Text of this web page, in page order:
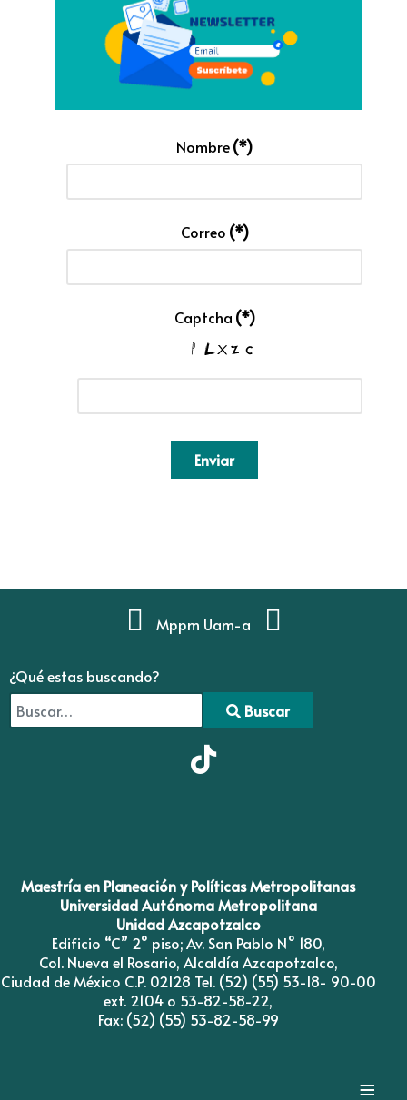
Nombre(*)
Correo (*)
Captcha (*)
Enviar
Mppm Uam-a
¿Qué estas buscando?
Buscar
Maestría en Planeación y Políticas Metropolitanas
Universidad Autónoma Metropolitana
Unidad Azcapotzalco
Edificio “C” 2° piso; Av. San Pablo N° 180,
Col. Nueva el Rosario, Alcaldía Azcapotzalco,
Ciudad de México C.P. 02128 Tel. (52) (55) 53-18- 90-00
ext. 2104 o 53-82-58-22,
Fax: (52) (55) 53-82-58-99
≡